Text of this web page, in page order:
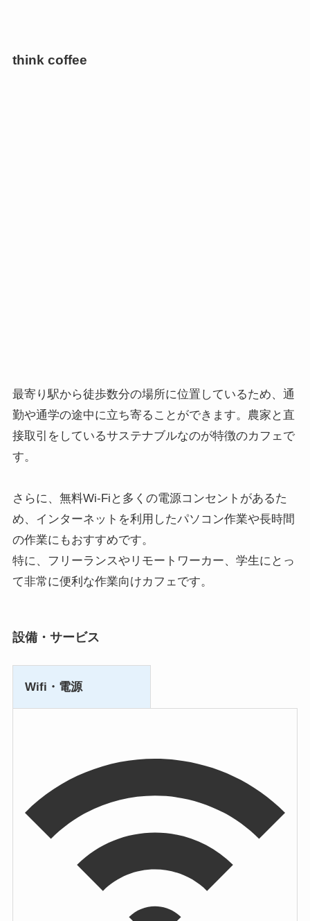
think coffee
最寄り駅から徒歩数分の場所に位置しているため、通
勤や通学の途中に立ち寄ることができます。農家と直
接取引をしているサステナブルなのが特徴のカフェで
す。
さらに、無料Wi-Fiと多くの電源コンセントがあるた
め、インターネットを利用したパソコン作業や長時間
の作業にもおすすめです。
特に、フリーランスやリモートワーカー、学生にとっ
て非常に便利な作業向けカフェです。
設備・サービス
Wifi・電源